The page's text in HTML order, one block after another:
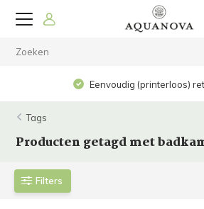
Eenvoudig (printerloos)
Tags
Producten getagd met
Filters